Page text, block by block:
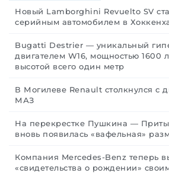
Новый Lamborghini Revuelto SV
серийным автомобилем в
Bugatti Destrier — уникальный
двигателем W16, мощностью 1600
высотой всего один метр
В Могилеве Renault столкнулся с
МАЗ
На перекрестке Пушкина —
вновь появилась «вафельная»
Компания Mercedes-Benz теперь
«свидетельства о рождении»